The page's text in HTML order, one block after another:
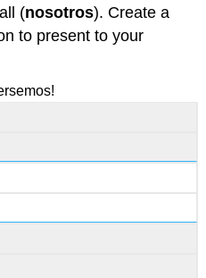
(nosotros). Create a
to present to your